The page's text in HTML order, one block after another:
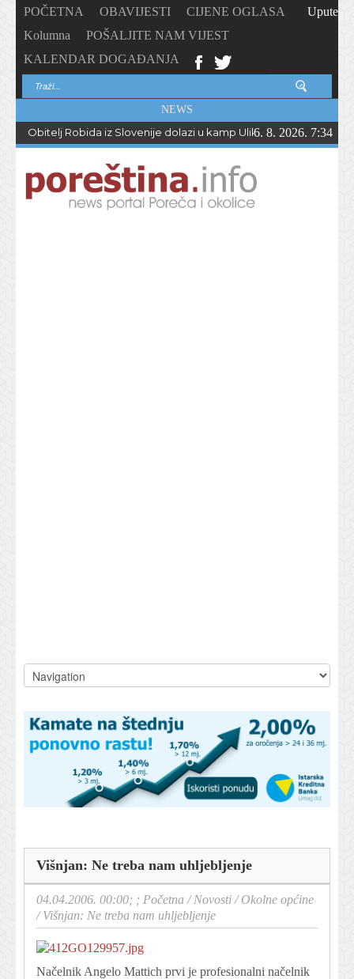
POČETNA OBAVIJESTI
CIJENE OGLASA
Kolumna
POŠALJITE NAM VIJEST
KALENDAR DOGAĐANJA
Upute
NEWS
Obitelj Robida iz Slovenije dolazi u kamp Ulika već 50 godina !
6. 8. 2026. 7:34
Višnjan: Ne treba nam uhljebljenje
04.04.2006. 00:00; ; Početna /Novosti /Okolne općine
/Višnjan: Ne treba nam uhljebljenje
Načelnik Angelo Mattich prvi je profesionalni načelnik